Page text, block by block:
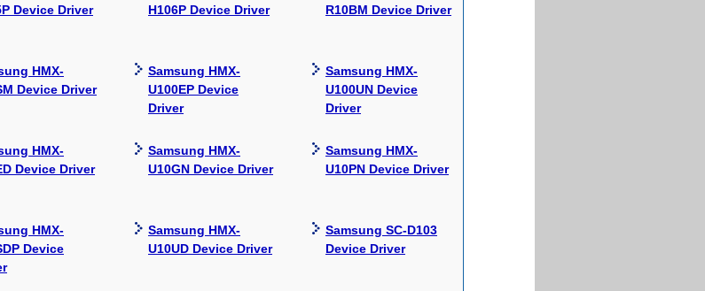
Device Driver
H106P Device Driver
R10BM Device Driver
HMX-
Device Driver
Samsung HMX-
U100EP Device
Driver
Samsung HMX-
U100UN Device
Driver
HMX-
Device Driver
Samsung HMX-
U10GN Device Driver
Samsung HMX-
U10PN Device Driver
HMX-
Device
Samsung HMX-
U10UD Device Driver
Samsung SC-D103
Device Driver